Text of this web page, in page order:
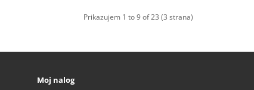
Prikazujem 1 to 9 of 23 (3 strana)
Moj nalog